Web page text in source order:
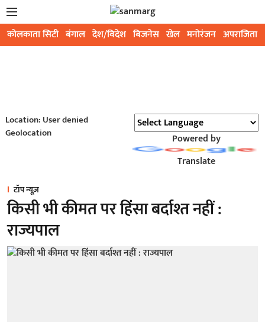
कोलकाता सिटी बंगाल देश/विदेश बिजनेस खेल मनोरंजन अपराजिता
Location: User denied
Geolocation
Powered by
Translate
टॉप न्यूज़
किसी भी कीमत पर हिंसा बर्दाश्त नहीं :
राज्यपाल